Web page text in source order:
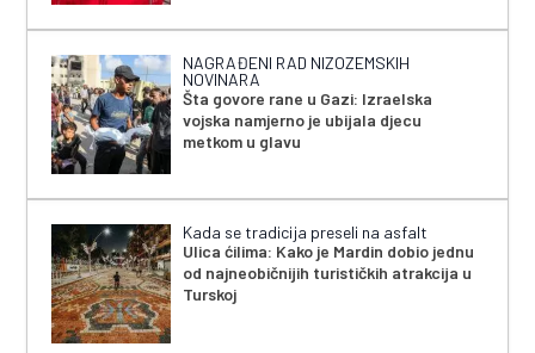
NAGRAĐENI RAD NIZOZEMSKIH
NOVINARA
Šta govore rane u Gazi: Izraelska
vojska namjerno je ubijala djecu
metkom u glavu
Kada se tradicija preseli na asfalt
Ulica ćilima: Kako je Mardin dobio jednu
od najneobičnijih turističkih atrakcija u
Turskoj